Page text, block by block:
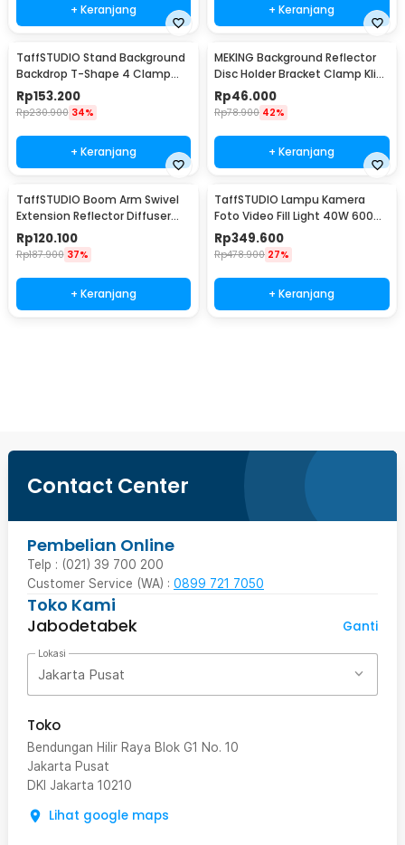
+ Keranjang + Keranjang
TaffSTUDIO Stand Background
Backdrop T-Shape 4 Clamp
200x260cm - M139
Rp153.200
Rp230.900 34%
+ Keranjang
MEKING Background Reflector
Disc Holder Bracket Clamp Klip
Backdrop - QM3400
Rp46.000
Rp78.900 42%
+ Keranjang
TaffSTUDIO Boom Arm Swivel
Extension Reflector Diffuser
Clamp - CD-60
Rp120.100
Rp187.900 37%
+ Keranjang
TaffSTUDIO Lampu Kamera
Foto Video Fill Light 40W 600
LED - U600+
Rp349.600
Rp478.900 27%
+ Keranjang
Contact Center
Pembelian Online
Telp : (021) 39 700 200
Customer Service (WA) : 0899 721 7050
Toko Kami
Jabodetabek
Ganti
Lokasi
Jakarta Pusat
Toko
Bendungan Hilir Raya Blok G1 No. 10
Jakarta Pusat
DKI Jakarta 10210
Lihat google maps